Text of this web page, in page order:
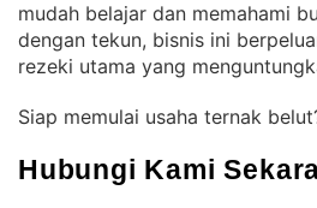
mudah belajar dan memahami
dengan tekun, bisnis ini
rezeki utama yang
Siap memulai usaha ternak
Hubungi Kami